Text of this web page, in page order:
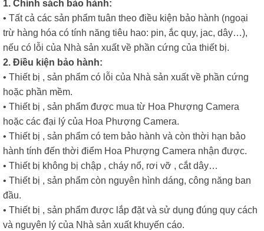
1. Chính sách bảo hành:
• Tất cả các sản phẩm tuân theo điều kiện bảo hành (ngoại
trừ hàng hóa có tính năng tiêu hao: pin, ắc quy, jac, dây…),
nếu có lỗi của Nhà sản xuất về phần cứng của thiết bị.
2. Điều kiện bảo hành:
• Thiết bị , sản phẩm có lỗi của Nhà sản xuất về phần cứng
hoặc phần mềm.
• Thiết bị , sản phẩm được mua từ Hoa Phượng Camera
hoặc các đại lý của Hoa Phượng Camera.
• Thiết bị , sản phẩm có tem bảo hành và còn thời hạn bảo
hành tính đến thời điểm Hoa Phượng Camera nhận được.
• Thiết bị không bị chập , cháy nổ, rơi vỡ , cắt dây…
• Thiết bị , sản phẩm còn nguyên hình dáng, công năng ban
đầu.
• Thiết bị , sản phẩm được lắp đặt và sử dụng đúng quy cách
và nguyên lý của Nhà sản xuất khuyến cáo.